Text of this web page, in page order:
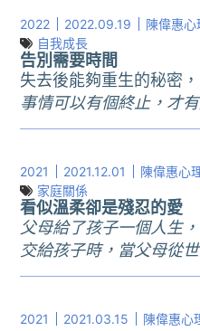
是活的，沒有被關注
的方式存在和流竄。
述十多年前經驗的受
當越來越多人出面陳
而且開始懷疑為什麼
者的感受是非常孤絕
隔絕。如果一件件的
心，不知如何應對，
一樣。我們的社會對
其實非常不熟悉(你聽
也就無法展現出寬容
狀況。除了說是魔咒
點來理解這件事？我
象是端莊乾淨，謙恭
孩子付出，把自己的
有媽媽顯現出自己的
的沒有幾個人可以承
會有不想規規矩
矩的時候？會不會有
我記得在美國工作時
朋友到學校上一堂課
場不知道怎麼辦，只
灣影響深遠的外國人
遷移來台原先居住在
人？還是我們每戶每
人？ 這個意思並不是
的祖宗是誰，而是呈
回到我們每一個人追
是否真的心有所感。
這一代，有些人有感
可能是看著家譜遙想
有感，這時過去的他
有連結而引發我們活
所以有人大聲疾呼供
千五中間，如果理科
自我成長的人有所幫
擔的，這其實是件好
另外，在心理層面，
價值，就像心理團體
經歷作為互相幫助和
理科太太會想要這樣
望自己的經驗可以幫
的分享是有價值的。
是以課程的方式分享
相信爭議就不會那麼
是「教導」，可能被
產生上下的落差，車子
剛過雙十連假，蔡英
說，對岸的反應一貫
接受專訪，說對岸犯
克蘭又被俄國攻擊，
度是我還在國外時，
筆錢，告訴我如果發
回來。我當時沒有像
岸要統一我們是從小
覺得不太一樣，世界
方的訊息不斷告訴我
如果我們生下來就知
事，人類大概很快就
真的要經歷很多鳥事
概念來算，當父母怎
正常的人會做的事。
有一次見到一位社工
這個工作當然是不容
孩子弄到懷疑人生，
很久很久以後才知道
調很久很久)，結果這
下來，害得我也跟著
不管是身為兒童社工
2022 2022.09.19
陳偉惠心
自我成長
告別需要時間
失去後能夠重生的秘密
事情可以有個終止，才
莎白二世的國葬。當
出不同的嚴肅議題，
值、對一個人的神化
性和她心心念念的英
的是這個過程所展現
繁複、精準，但又處
2021 2021.12.01
陳偉惠心
家庭關係
看似溫柔卻是殘忍的愛
父母給了孩子一個人生
交給孩子時，當父母從
這個孩子的人生。
陳淑樺是我這個年代
2021 2021.03.15
陳偉惠心